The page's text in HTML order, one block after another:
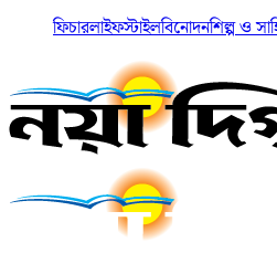
ফিচারলাইফস্টাইলবিনোদনশিল্প ও